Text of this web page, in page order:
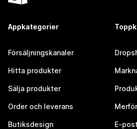
Appkategorier
Försäljningskanaler
Hitta produkter
Sälja produkter
Order och leverans
Butiksdesign E-